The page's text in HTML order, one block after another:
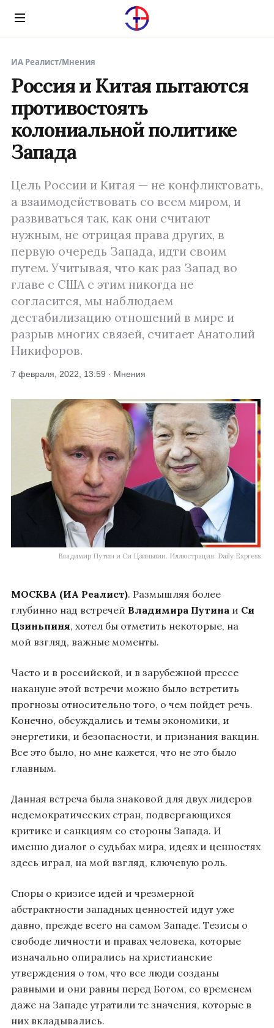
Menu
ИА Реалист/Мнения
Россия и Китая пытаются
противостоять
колониальной политике
Запада
Цель России и Китая — не конфликтовать,
а взаимодействовать со всем миром, и
развиваться так, как они считают
нужным, не отрицая права других, в
первую очередь Запада, идти своим
путем. Учитывая, что как раз Запад во
главе с США с этим никогда не
согласится, мы наблюдаем
дестабилизацию отношений в мире и
разрыв многих связей, считает Анатолий
Никифоров.
7 февраля, 2022, 13:59 · Мнения
Владимир Путин и Си Цзиньпин. Иллюстрация: Daily Еxpress
МОСКВА (ИА Реалист). Размышляя более
глубинно над встречей Владимира Путина и Си
Цзиньпиня, хотел бы отметить некоторые, на
мой взгляд, важные моменты.
Часто и в российской, и в зарубежной прессе
накануне этой встречи можно было встретить
прогнозы относительно того, о чем пойдет речь.
Конечно, обсуждались и темы экономики, и
энергетики, и безопасности, и признания вакцин.
Все это было, но мне кажется, что не это было
главным.
Данная встреча была знаковой для двух лидеров
недемократических стран, подвергающихся
критике и санкциям со стороны Запада. И
именно диалог о судьбах мира, идеях и ценностях
здесь играл, на мой взгляд, ключевую роль.
Споры о кризисе идей и чрезмерной
абстрактности западных ценностей идут уже
давно, прежде всего на самом Западе. Тезисы о
свободе личности и правах человека, которые
изначально опирались на христианские
утверждения о том, что все люди созданы
равными и они равны перед Богом, со временем
даже на Западе утратили те значения, которые в
них вкладывались.